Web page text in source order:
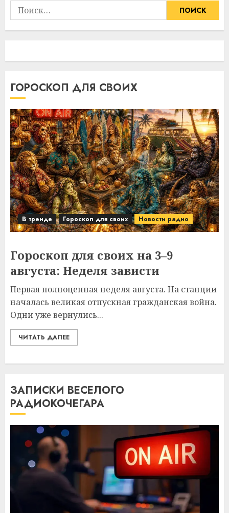
Найти:
ГОРОСКОП ДЛЯ СВОИХ
В тренде Гороскоп для своих Новости радио
Гороскоп для своих на 3–9
августа: Неделя зависти
Первая полноценная неделя августа. На станции
началась великая отпускная гражданская война.
Одни уже вернулись...
ЧИТАТЬ ДАЛЕЕ
ЗАПИСКИ ВЕСЕЛОГО
РАДИОКОЧЕГАРА